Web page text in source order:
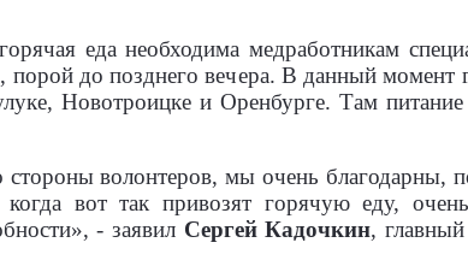
еда необходима медработникам
до позднего вечера. В данный момент
Новотроицке и Оренбурге. Там
волонтеров, мы очень благодарны,
вот так привозят горячую еду,
- заявил Сергей Кадочкин,